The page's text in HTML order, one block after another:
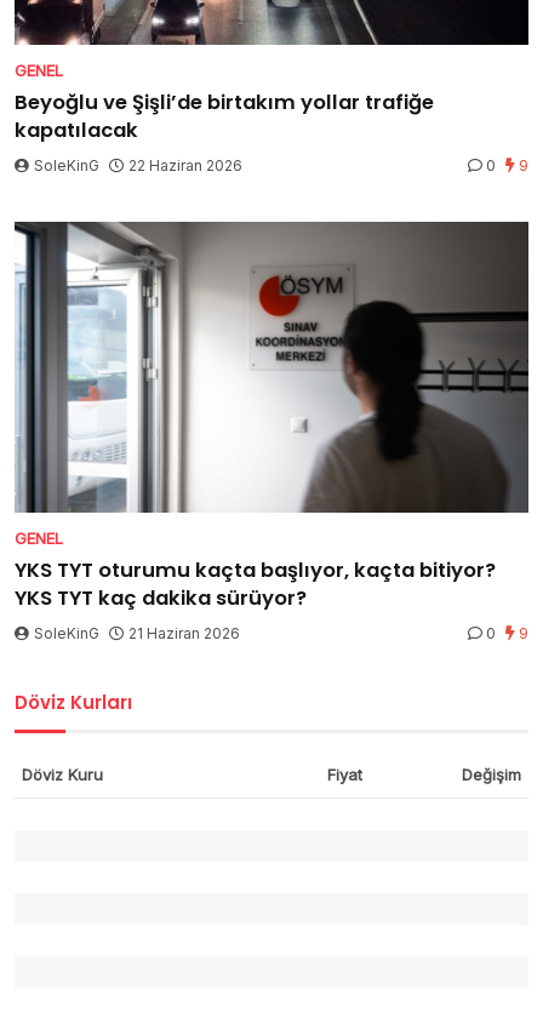
GENEL
Beyoğlu ve Şişli’de birtakım yollar trafiğe
kapatılacak
SoleKinG 22 Haziran 2026 0 9
GENEL
YKS TYT oturumu kaçta başlıyor, kaçta bitiyor?
YKS TYT kaç dakika sürüyor?
SoleKinG 21 Haziran 2026 0 9
Döviz Kurları
Döviz Kuru Fiyat Değişim